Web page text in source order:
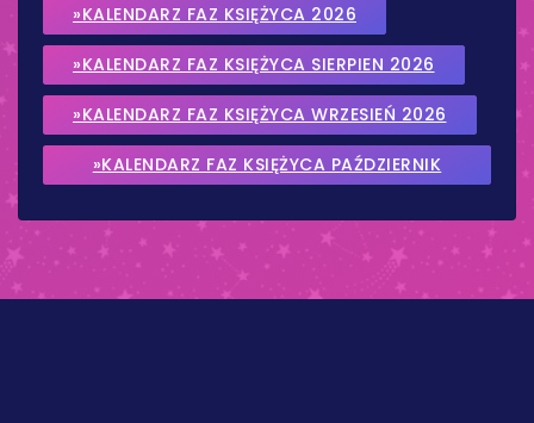
»KALENDARZ FAZ KSIĘŻYCA 2026
»KALENDARZ FAZ KSIĘŻYCA SIERPIEN 2026
»KALENDARZ FAZ KSIĘŻYCA WRZESIEŃ 2026
»KALENDARZ FAZ KSIĘŻYCA PAŹDZIERNIK